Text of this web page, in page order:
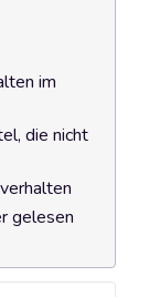
im
die nicht
gelesen